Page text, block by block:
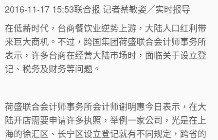
2016-11-17 15:53联合报 记者蔡敏姿╱实时报导
在低薪时代，台商餐饮业逆势上游，大陆人口红利带
来巨大商机。不过，跨国集团荷盛联合会计师事务所
表示，许多台商在经营大陆市场时，面临关于设立登
记、税务及财务等问题。
荷盛联合会计师事务所会计师谢明惠今日表示，在大
陆开店需要申请许多执照，举例一家公司，光是在上
海的徐汇区、长宁区设立登记就有不同规定，跨省的